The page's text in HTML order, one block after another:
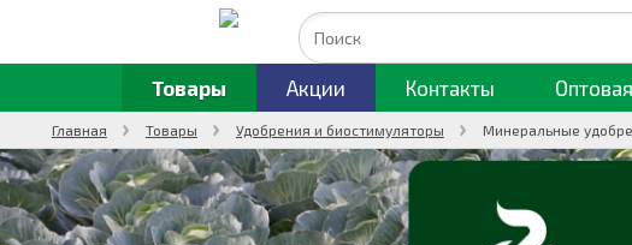
Товары Акции Контакты
Главная Товары Удобрения и биостимуляторы Минеральные